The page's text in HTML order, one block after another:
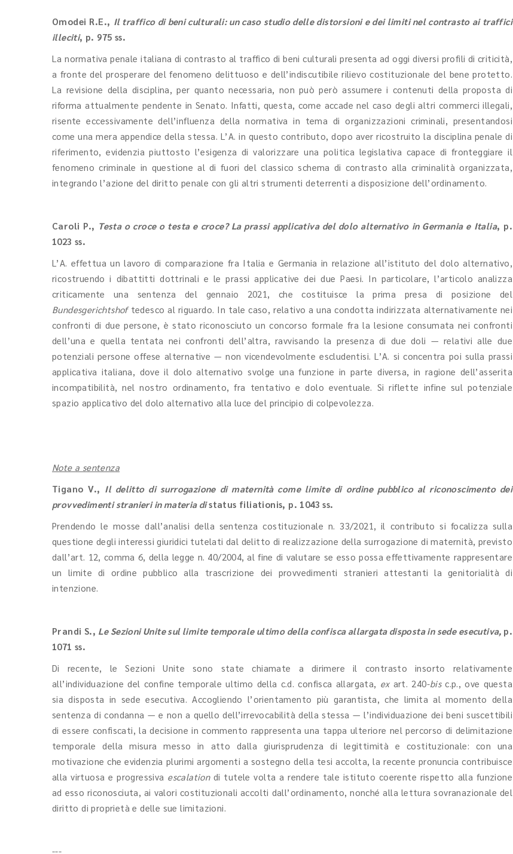
Omodei R.E., Il traffico di beni culturali: un caso studio delle distorsioni e dei limiti nel contrasto ai traffici
illeciti, p. 975 ss.
La normativa penale italiana di contrasto al traffico di beni culturali presenta ad oggi diversi profili di criticità,
a fronte del prosperare del fenomeno delittuoso e dell’indiscutibile rilievo costituzionale del bene protetto.
La revisione della disciplina, per quanto necessaria, non può però assumere i contenuti della proposta di
riforma attualmente pendente in Senato. Infatti, questa, come accade nel caso degli altri commerci illegali,
risente eccessivamente dell’influenza della normativa in tema di organizzazioni criminali, presentandosi
come una mera appendice della stessa. L’A. in questo contributo, dopo aver ricostruito la disciplina penale di
riferimento, evidenzia piuttosto l’esigenza di valorizzare una politica legislativa capace di fronteggiare il
fenomeno criminale in questione al di fuori del classico schema di contrasto alla criminalità organizzata,
integrando l’azione del diritto penale con gli altri strumenti deterrenti a disposizione dell’ordinamento.
Caroli P., Testa o croce o testa e croce? La prassi applicativa del dolo alternativo in Germania e Italia, p.
1023 ss.
L’A. effettua un lavoro di comparazione fra Italia e Germania in relazione all’istituto del dolo alternativo,
ricostruendo i dibattitti dottrinali e le prassi applicative dei due Paesi. In particolare, l’articolo analizza
criticamente una sentenza del gennaio 2021, che costituisce la prima presa di posizione del
Bundesgerichtshof tedesco al riguardo. In tale caso, relativo a una condotta indirizzata alternativamente nei
confronti di due persone, è stato riconosciuto un concorso formale fra la lesione consumata nei confronti
dell’una e quella tentata nei confronti dell’altra, ravvisando la presenza di due doli — relativi alle due
potenziali persone offese alternative — non vicendevolmente escludentisi. L’A. si concentra poi sulla prassi
applicativa italiana, dove il dolo alternativo svolge una funzione in parte diversa, in ragione dell’asserita
incompatibilità, nel nostro ordinamento, fra tentativo e dolo eventuale. Si riflette infine sul potenziale
spazio applicativo del dolo alternativo alla luce del principio di colpevolezza.
Note a sentenza
Tigano V., Il delitto di surrogazione di maternità come limite di ordine pubblico al riconoscimento dei
provvedimenti stranieri in materia distatus filiationis, p. 1043 ss.
Prendendo le mosse dall’analisi della sentenza costituzionale n. 33/2021, il contributo si focalizza sulla
questione degli interessi giuridici tutelati dal delitto di realizzazione della surrogazione di maternità, previsto
dall’art. 12, comma 6, della legge n. 40/2004, al fine di valutare se esso possa effettivamente rappresentare
un limite di ordine pubblico alla trascrizione dei provvedimenti stranieri attestanti la genitorialità di
intenzione.
Prandi S., Le Sezioni Unite sul limite temporale ultimo della confisca allargata disposta in sede esecutiva, p.
1071 ss.
Di recente, le Sezioni Unite sono state chiamate a dirimere il contrasto insorto relativamente
all’individuazione del confine temporale ultimo della c.d. confisca allargata, ex art. 240-bisc.p., ove questa
sia disposta in sede esecutiva. Accogliendo l’orientamento più garantista, che limita al momento della
sentenza di condanna — e non a quello dell’irrevocabilità della stessa — l’individuazione dei beni suscettibili
di essere confiscati, la decisione in commento rappresenta una tappa ulteriore nel percorso di delimitazione
temporale della misura messo in atto dalla giurisprudenza di legittimità e costituzionale: con una
motivazione che evidenzia plurimi argomenti a sostegno della tesi accolta, la recente pronuncia contribuisce
alla virtuosa e progressiva escalation di tutele volta a rendere tale istituto coerente rispetto alla funzione
ad esso riconosciuta, ai valori costituzionali accolti dall’ordinamento, nonché alla lettura sovranazionale del
diritto di proprietà e delle sue limitazioni.
---